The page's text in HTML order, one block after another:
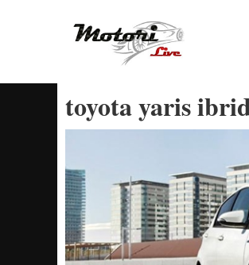
toyota yaris